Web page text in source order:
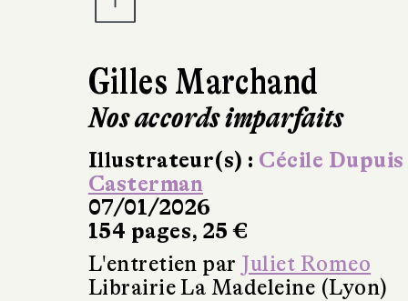
Gilles Marchand
Nos accords imparfaits
Illustrateur(s) : Cécile Dupuis
Casterman
07/01/2026
154 pages, 25 €
L'entretien par Juliet Romeo
Librairie La Madeleine (Lyon)